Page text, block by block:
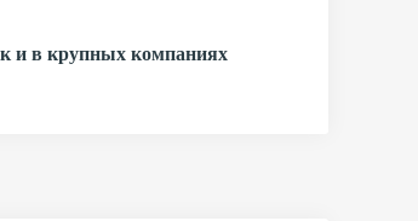
и в крупных компаниях